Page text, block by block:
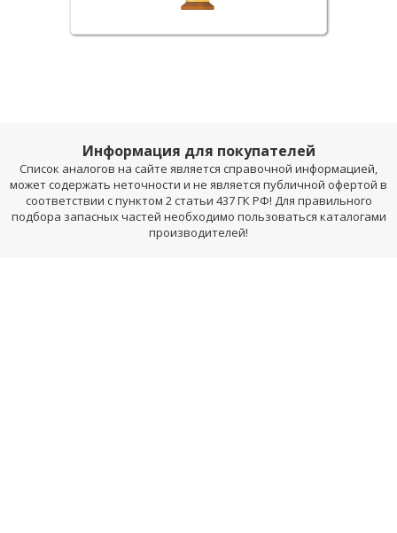
Информация для покупателей
Список аналогов на сайте является справочной информацией,
может содержать неточности и не является публичной офертой в
соответствии с пунктом 2 статьи 437 ГК РФ! Для правильного
подбора запасных частей необходимо пользоваться каталогами
производителей!